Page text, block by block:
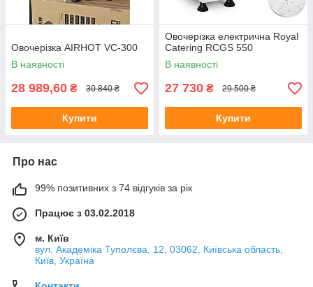
Овочерізка AIRHOT VC-300
В наявності
28 989,60 ₴ 30 840 ₴
Купити
Овочерізка електрична Royal
Catering RCGS 550
В наявності
27 730 ₴ 29 500 ₴
Купити
Про нас
99% позитивних з 74 відгуків за рік
Працює з 03.02.2018
м. Київ
вул. Академіка Туполєва, 12, 03062, Київська область,
Київ, Україна